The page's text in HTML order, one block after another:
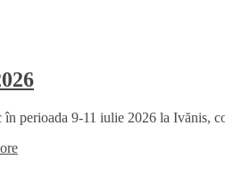
perioada 9-11 iulie 2026 la Ivănis,